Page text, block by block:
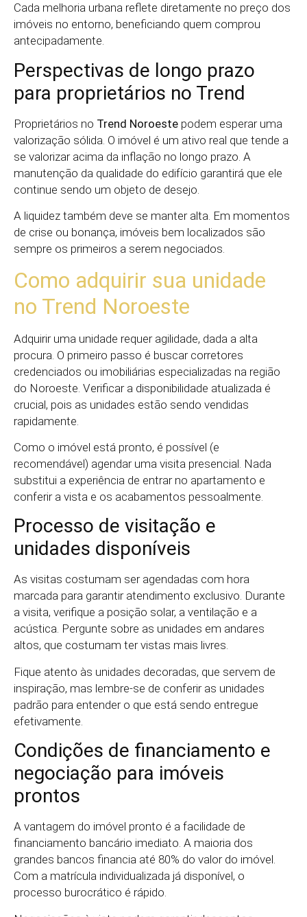
Cada melhoria urbana reflete diretamente no preço dos
imóveis no entorno, beneficiando quem comprou
antecipadamente.
Perspectivas de longo prazo
para proprietários no Trend
Proprietários no Trend Noroeste podem esperar uma
valorização sólida. O imóvel é um ativo real que tende a
se valorizar acima da inflação no longo prazo. A
manutenção da qualidade do edifício garantirá que ele
continue sendo um objeto de desejo.
A liquidez também deve se manter alta. Em momentos
de crise ou bonança, imóveis bem localizados são
sempre os primeiros a serem negociados.
Como adquirir sua unidade
no Trend Noroeste
Adquirir uma unidade requer agilidade, dada a alta
procura. O primeiro passo é buscar corretores
credenciados ou imobiliárias especializadas na região
do Noroeste. Verificar a disponibilidade atualizada é
crucial, pois as unidades estão sendo vendidas
rapidamente.
Como o imóvel está pronto, é possível (e
recomendável) agendar uma visita presencial. Nada
substitui a experiência de entrar no apartamento e
conferir a vista e os acabamentos pessoalmente.
Processo de visitação e
unidades disponíveis
As visitas costumam ser agendadas com hora
marcada para garantir atendimento exclusivo. Durante
a visita, verifique a posição solar, a ventilação e a
acústica. Pergunte sobre as unidades em andares
altos, que costumam ter vistas mais livres.
Fique atento às unidades decoradas, que servem de
inspiração, mas lembre-se de conferir as unidades
padrão para entender o que está sendo entregue
efetivamente.
Condições de financiamento e
negociação para imóveis
prontos
A vantagem do imóvel pronto é a facilidade de
financiamento bancário imediato. A maioria dos
grandes bancos financia até 80% do valor do imóvel.
Com a matrícula individualizada já disponível, o
processo burocrático é rápido.